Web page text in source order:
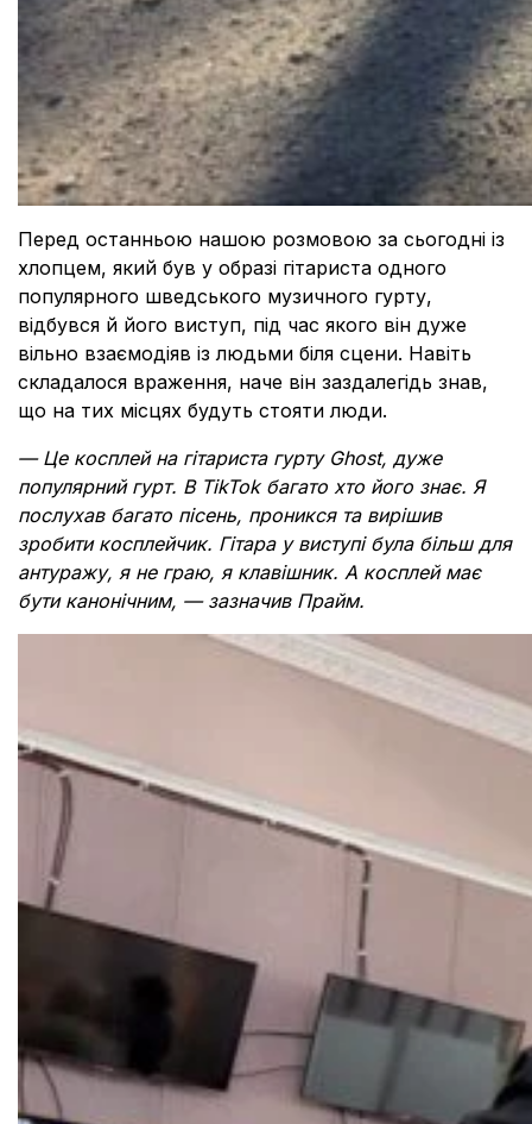
Перед останньою нашою розмовою за сьогодні із
хлопцем, який був у образі гітариста одного
популярного шведського музичного гурту,
відбувся й його виступ, під час якого він дуже
вільно взаємодіяв із людьми біля сцени. Навіть
складалося враження, наче він заздалегідь знав,
що на тих місцях будуть стояти люди.
— Це косплей на гітариста гурту Ghost, дуже
популярний гурт. В TikTok багато хто його знає. Я
послухав багато пісень, проникся та вирішив
зробити косплейчик. Гітара у виступі була більш для
антуражу, я не граю, я клавішник. А косплей має
бути канонічним, — зазначив Прайм.